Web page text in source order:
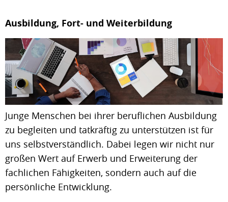
Ausbildung, Fort- und Weiterbildung
Junge Menschen bei ihrer beruflichen Ausbildung
zu begleiten und tatkräftig zu unterstützen ist für
uns selbstverständlich. Dabei legen wir nicht nur
großen Wert auf Erwerb und Erweiterung der
fachlichen Fähigkeiten, sondern auch auf die
persönliche Entwicklung.